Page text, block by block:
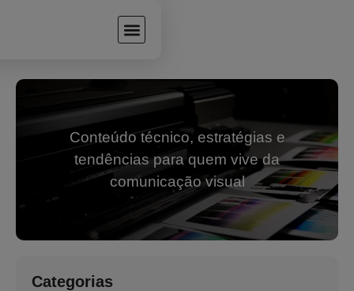
Conteúdo técnico, estratégias e
tendências para quem vive da
comunicação visual
Categorias